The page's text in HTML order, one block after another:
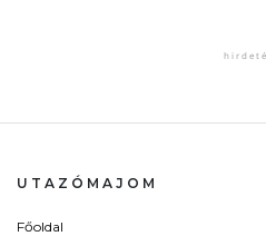
UTAZÓMAJOM
Főoldal